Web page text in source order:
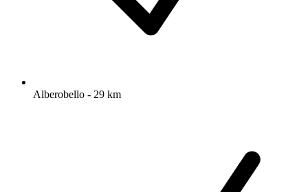
Alberobello - 29 km